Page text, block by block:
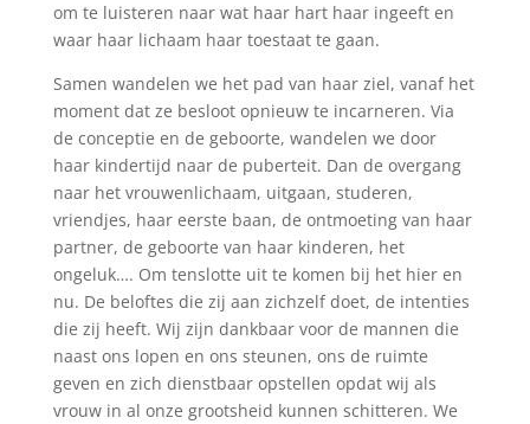
om te luisteren naar wat haar hart haar ingeeft en
waar haar lichaam haar toestaat te gaan.
Samen wandelen we het pad van haar ziel, vanaf het
moment dat ze besloot opnieuw te incarneren. Via
de conceptie en de geboorte, wandelen we door
haar kindertijd naar de puberteit. Dan de overgang
naar het vrouwenlichaam, uitgaan, studeren,
vriendjes, haar eerste baan, de ontmoeting van haar
partner, de geboorte van haar kinderen, het
ongeluk…. Om tenslotte uit te komen bij het hier en
nu. De beloftes die zij aan zichzelf doet, de intenties
die zij heeft. Wij zijn dankbaar voor de mannen die
naast ons lopen en ons steunen, ons de ruimte
geven en zich dienstbaar opstellen opdat wij als
vrouw in al onze grootsheid kunnen schitteren. We